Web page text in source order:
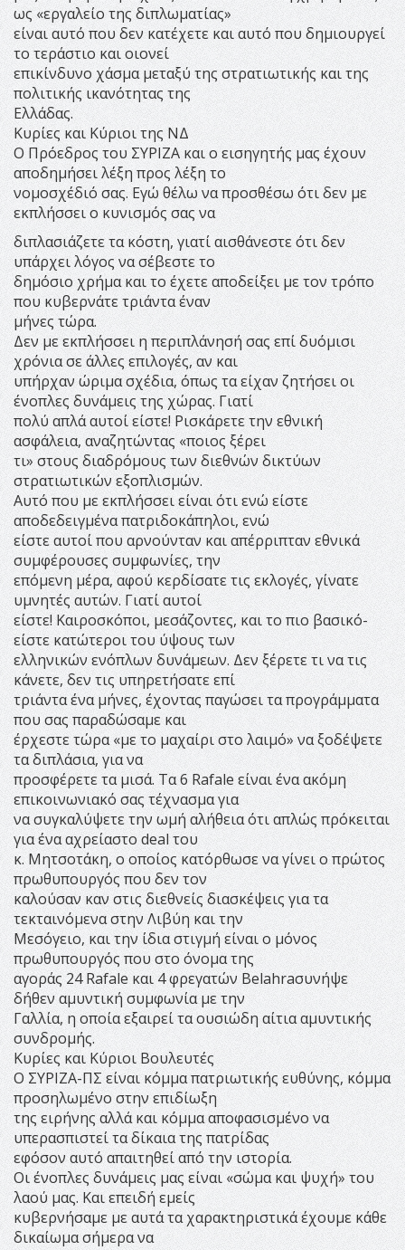
ως «εργαλείο της διπλωματίας»
είναι αυτό που δεν κατέχετε και αυτό που δημιουργεί
το τεράστιο και οιονεί
επικίνδυνο χάσμα μεταξύ της στρατιωτικής και της
πολιτικής ικανότητας της
Ελλάδας.
Κυρίες και Κύριοι της ΝΔ
Ο Πρόεδρος του ΣΥΡΙΖΑ και ο εισηγητής μας έχουν
αποδημήσει λέξη προς λέξη το
νομοσχέδιό σας. Εγώ θέλω να προσθέσω ότι δεν με
εκπλήσσει ο κυνισμός σας να
διπλασιάζετε τα κόστη, γιατί αισθάνεστε ότι δεν
υπάρχει λόγος να σέβεστε το
δημόσιο χρήμα και το έχετε αποδείξει με τον τρόπο
που κυβερνάτε τριάντα έναν
μήνες τώρα.
Δεν με εκπλήσσει η περιπλάνησή σας επί δυόμισι
χρόνια σε άλλες επιλογές, αν και
υπήρχαν ώριμα σχέδια, όπως τα είχαν ζητήσει οι
ένοπλες δυνάμεις της χώρας. Γιατί
πολύ απλά αυτοί είστε! Ρισκάρετε την εθνική
ασφάλεια, αναζητώντας «ποιος ξέρει
τι» στους διαδρόμους των διεθνών δικτύων
στρατιωτικών εξοπλισμών.
Αυτό που με εκπλήσσει είναι ότι ενώ είστε
αποδεδειγμένα πατριδοκάπηλοι, ενώ
είστε αυτοί που αρνούνταν και απέρριπταν εθνικά
συμφέρουσες συμφωνίες, την
επόμενη μέρα, αφού κερδίσατε τις εκλογές, γίνατε
υμνητές αυτών. Γιατί αυτοί
είστε! Καιροσκόποι, μεσάζοντες, και το πιο βασικό-
είστε κατώτεροι του ύψους των
ελληνικών ενόπλων δυνάμεων. Δεν ξέρετε τι να τις
κάνετε, δεν τις υπηρετήσατε επί
τριάντα ένα μήνες, έχοντας παγώσει τα προγράμματα
που σας παραδώσαμε και
έρχεστε τώρα «με το μαχαίρι στο λαιμό» να ξοδέψετε
τα διπλάσια, για να
προσφέρετε τα μισά. Τα 6 Rafale είναι ένα ακόμη
επικοινωνιακό σας τέχνασμα για
να συγκαλύψετε την ωμή αλήθεια ότι απλώς πρόκειται
για ένα αχρείαστο deal του
κ. Μητσοτάκη, ο οποίος κατόρθωσε να γίνει ο πρώτος
πρωθυπουργός που δεν τον
καλούσαν καν στις διεθνείς διασκέψεις για τα
τεκταινόμενα στην Λιβύη και την
Μεσόγειο, και την ίδια στιγμή είναι ο μόνος
πρωθυπουργός που στο όνομα της
αγοράς 24 Rafale και 4 φρεγατών Belahraσυνήψε
δήθεν αμυντική συμφωνία με την
Γαλλία, η οποία εξαιρεί τα ουσιώδη αίτια αμυντικής
συνδρομής.
Κυρίες και Κύριοι Βουλευτές
Ο ΣΥΡΙΖΑ-ΠΣ είναι κόμμα πατριωτικής ευθύνης, κόμμα
προσηλωμένο στην επιδίωξη
της ειρήνης αλλά και κόμμα αποφασισμένο να
υπερασπιστεί τα δίκαια της πατρίδας
εφόσον αυτό απαιτηθεί από την ιστορία.
Οι ένοπλες δυνάμεις μας είναι «σώμα και ψυχή» του
λαού μας. Και επειδή εμείς
κυβερνήσαμε με αυτά τα χαρακτηριστικά έχουμε κάθε
δικαίωμα σήμερα να